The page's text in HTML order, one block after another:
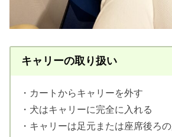
キャリーの取り扱い
・カートからキャリーを外す
・犬はキャリーに完全に入れる
・キャリーは足元または座席後ろ